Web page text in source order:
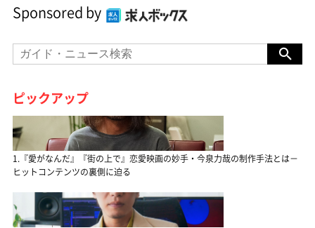
Sponsored by
ピックアップ
1.『愛がなんだ』『街の上で』恋愛映画の妙手・今泉力哉の制作手法とは－
ヒットコンテンツの裏側に迫る